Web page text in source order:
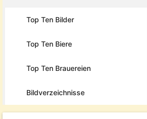
Top Ten Bilder
Top Ten Biere
Top Ten Brauereien
Bildverzeichnisse